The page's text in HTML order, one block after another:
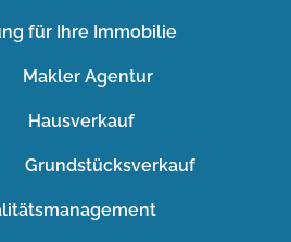
für Ihre Immobilie
Makler Agentur
Hausverkauf
Grundstücksverkauf